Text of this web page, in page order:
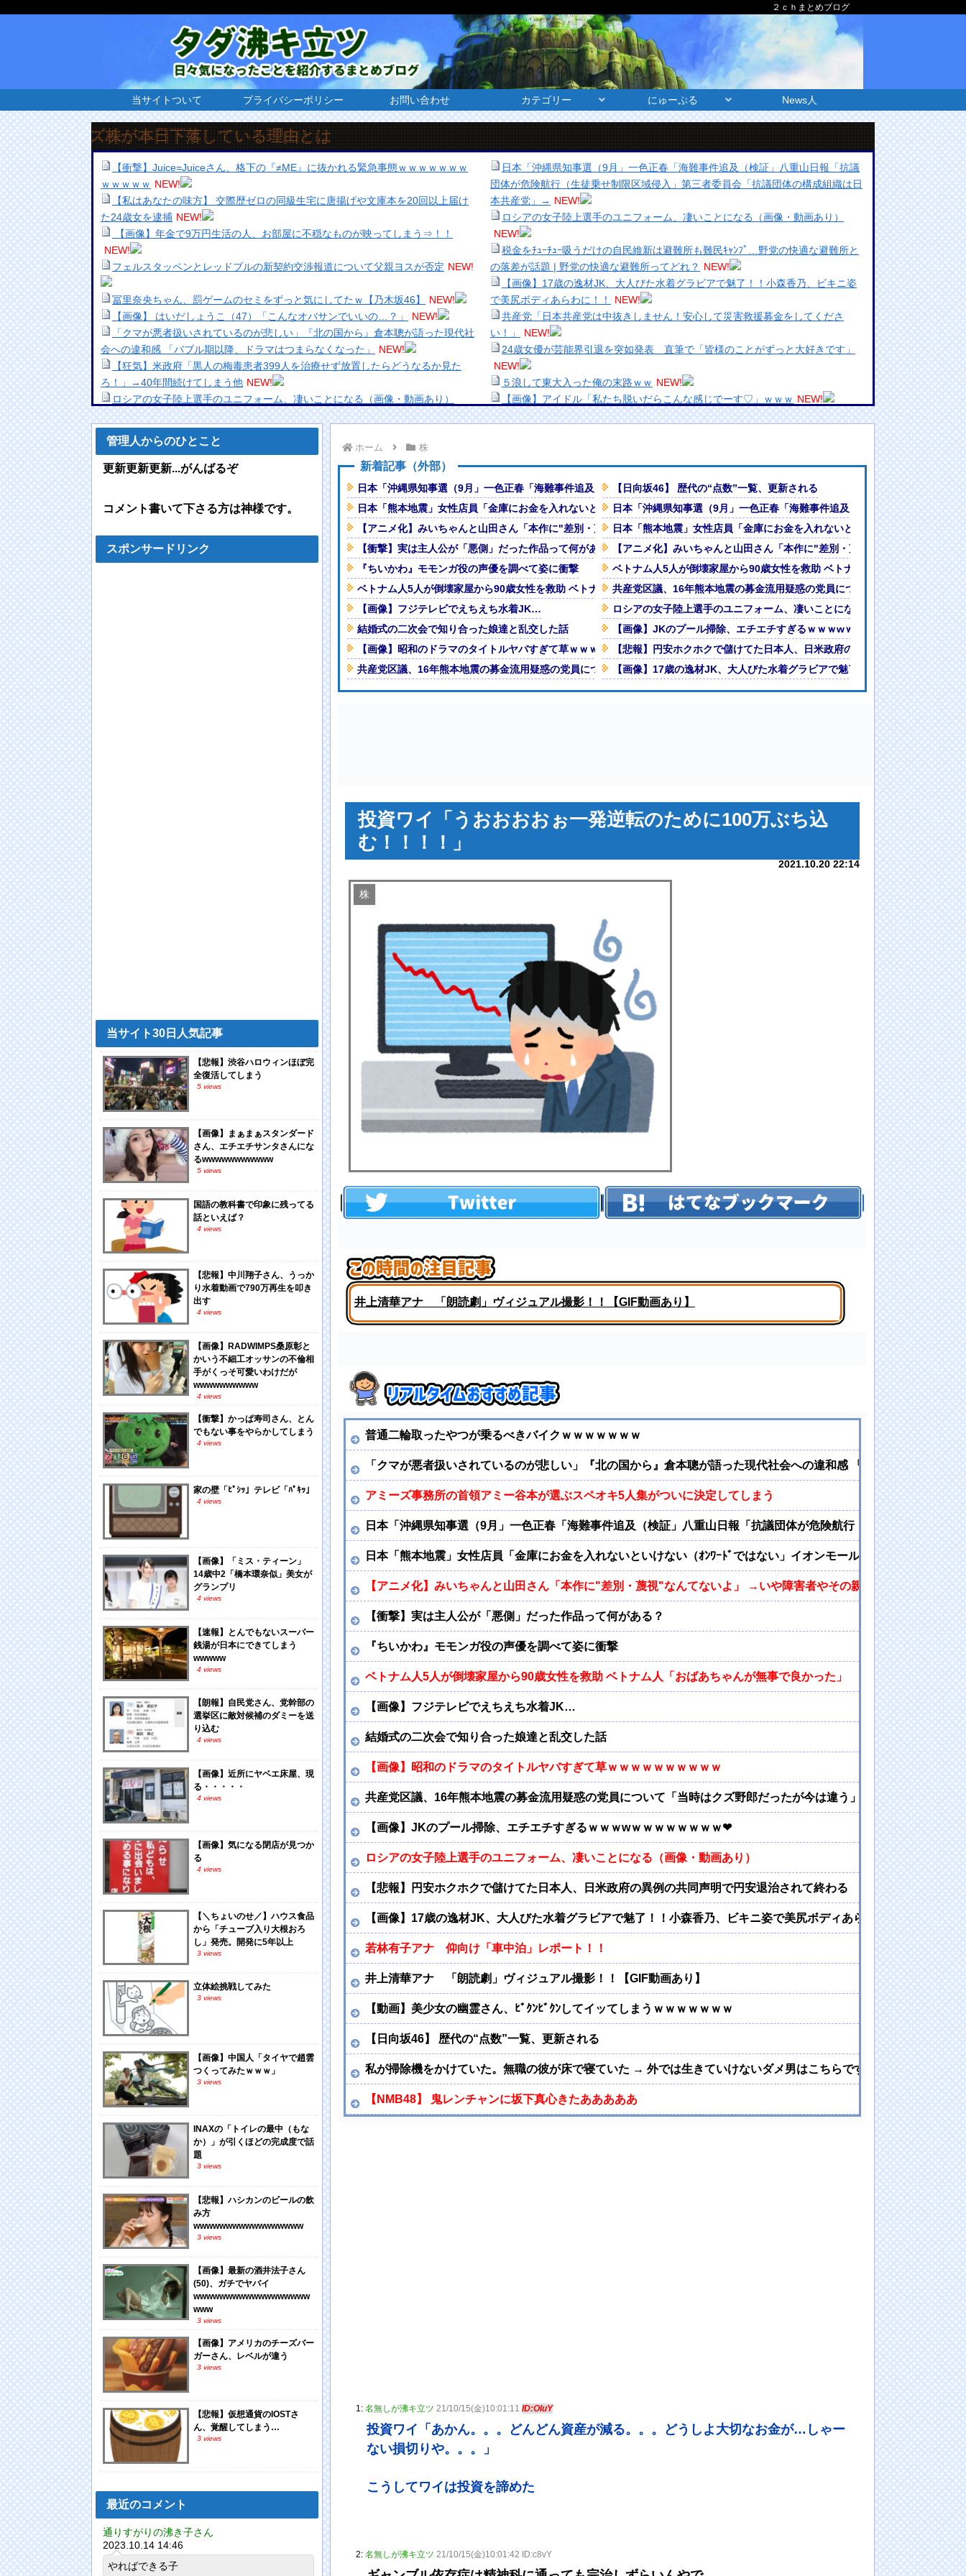
２ｃｈまとめブログ
当サイトついて プライバシーポリシー お問い合わせ カテゴリー にゅーぷる News人
ズ株が本日下落している理由とは
【衝撃】Juice=Juiceさん、格下の『≠ME』に抜かれる緊急事態ｗｗｗｗｗｗｗ
ｗｗｗｗｗ NEW!
【私はあなたの味方】 交際歴ゼロの同級生宅に唐揚げや文庫本を20回以上届け
た24歳女を逮捕 NEW!
【画像】年金で9万円生活の人、お部屋に不穏なものが映ってしまう⇒！！
NEW!
フェルスタッペンとレッドブルの新契約交渉報道について父親ヨスが否定 NEW!
冨里奈央ちゃん、罰ゲームのセミをずっと気にしてたｗ【乃木坂46】
NEW!
【画像】 はいだしょうこ（47）「こんなオバサンでいいの…？」
NEW!
「クマが悪者扱いされているのが悲しい」『北の国から』倉本聰が語った現代社
会への違和感 「バブル期以降、ドラマはつまらなくなった」
NEW!
【狂気】米政府「黒人の梅毒患者399人を治療せず放置したらどうなるか見た
ろ！」→40年間続けてしまう他 NEW!
ロシアの女子陸上選手のユニフォーム、凄いことになる（画像・動画あり）
【画像】JKのプール掃除、エチエチすぎるｗｗｗwｗｗｗｗｗｗｗｗ❤
【画像】17歳の逸材JK、大人びた水着グラビアで魅了！！小森香乃、ビキニ姿
で美尻ボディあらわに！！ NEW!
井上清華アナ 「朗読劇」ヴィジュアル撮影！！【GIF動画あり】 NEW!
【悲報】円安ホクホクで儲けてた日本人、日米政府の異例の共同声明で円安退治
されて終わる NEW!
海外「全部日本の真似だったのか…」 日本の普通のテレビ番組が最新SNSの数
十年先を行っていたと話題に
【画像】街中のOLさん、透けたTバックのパン線がどちゃシコすぎるｗｗｗｗｗ
人間様「バックアップとって」→AI「了解～・・・あ、間違えた」→ガチで洒落
NEW!
24歳女優が芸能界引退を突如発表 直筆で「皆様のことがずっと大好きです」
ドイツ人男性がランニングシューズで富士登山 「足をくじいて動けない」
日本「沖縄県知事選（9月」一色正春「海難事件追及（検証」八重山日報「抗議
団体が危険航行（生徒乗せ制限区域侵入」第三者委員会「抗議団体の構成組織は日
本共産党」→ NEW!
ロシアの女子陸上選手のユニフォーム、凄いことになる（画像・動画あり）
NEW!
税金をﾁｭｰﾁｭｰ吸うだけの自民維新は避難所も難民ｷｬﾝﾌﾟ…野党の快適な避難所と
の落差が話題 | 野党の快適な避難所ってどれ？ NEW!
【画像】17歳の逸材JK、大人びた水着グラビアで魅了！！小森香乃、ビキニ姿
で美尻ボディあらわに！！
NEW!
共産党「日本共産党は中抜きしません！安心して災害救援募金をしてくださ
い！」
NEW!
24歳女優が芸能界引退を突如発表 直筆で「皆様のことがずっと大好きです」
NEW!
５浪して東大入った俺の末路ｗｗ NEW!
【画像】アイドル「私たち脱いだらこんな感じでーす♡」ｗｗｗ NEW!
美少女図鑑AWARD2026グランプリ・榎本彩乃、グラビア披露！透明感が凄
い！！
熊本地震、「九州自動車道は混んでない」と実況しながら被災地へ向かう有名ア
ナなどに批判殺到 全国紙記者「最新の状況をいち早く伝えることは報道機関として
の責務」「情報を取り上げることには大きな意義がある」
【画像】顔100点、体30点の女ｗｗｗ
「洋画に日本版主題歌は必要か?」論争
【悲報】職場で無能判定された人間って割とガチめに差別されるよな・・・
Powered by livedoor 相互RSS
ホーム 株
新着記事（外部）
日本「沖縄県知事選（9月」一色正春「海難事件追及（検証」八重山日報「抗議団体が危険航行（生徒乗せ制限区域侵入」第三者委
日本「熊本地震」女性店員「金庫にお金を入れないといけない（ｵﾝﾜｰﾄﾞではない」イオンモール熊本「爆発事故（女性店員含む7人
【アニメ化】みいちゃんと山田さん「本作に"差別・蔑視"なんてないよ」 →いや障害者やその親に対する悪意ある描写ないか？
【衝撃】実は主人公が「悪側」だった作品って何がある？
『ちいかわ』モモンガ役の声優を調べて姿に衝撃
ベトナム人5人が倒壊家屋から90歳女性を救助 ベトナム人「おばあちゃんが無事で良かった」
【画像】フジテレビでえちえち水着JK…
結婚式の二次会で知り合った娘達と乱交した話
【画像】昭和のドラマのタイトルヤバすぎて草ｗｗｗｗｗｗｗｗｗｗ
共産党区議、16年熊本地震の募金流用疑惑の党員について「当時はクズ野郎だったが今は違う」と擁護
【日向坂46】 歴代の“点数”一覧、更新される
日本「沖縄県知事選（9月」一色正春「海難事件追及（検証」八重山日報「
日本「熊本地震」女性店員「金庫にお金を入れないといけない（ｵﾝﾜｰﾄﾞで
【アニメ化】みいちゃんと山田さん「本作に"差別・蔑視"なんてないよ」 →
ベトナム人5人が倒壊家屋から90歳女性を救助 ベトナム人「おばあちゃんが
共産党区議、16年熊本地震の募金流用疑惑の党員について「当時はクズ野郎
ロシアの女子陸上選手のユニフォーム、凄いことになる（画像・動画あり）
【画像】JKのプール掃除、エチエチすぎるｗｗｗwｗｗｗｗｗｗｗｗ❤
【悲報】円安ホクホクで儲けてた日本人、日米政府の異例の共同声明で円安
【画像】17歳の逸材JK、大人びた水着グラビアで魅了！！小森香乃、ビキニ
投資ワイ「うおおおおぉ一発逆転のために100万ぶち込
む！！！！」
2021.10.20 22:14
株
井上清華アナ 「朗読劇」ヴィジュアル撮影！！【GIF動画あり】
普通二輪取ったやつが乗るべきバイクｗｗｗｗｗｗｗ
「クマが悪者扱いされているのが悲しい」『北の国から』倉本聰が語った現代社会への違和感 「バブル期以降、ド
アミーズ事務所の首領アミー谷本が選ぶスペオキ5人集がついに決定してしまう
日本「沖縄県知事選（9月」一色正春「海難事件追及（検証」八重山日報「抗議団体が危険航行（生徒乗せ制限区
日本「熊本地震」女性店員「金庫にお金を入れないといけない（ｵﾝﾜｰﾄﾞではない」イオンモール熊本「爆発事故
【アニメ化】みいちゃんと山田さん「本作に"差別・蔑視"なんてないよ」 →いや障害者やその親に対する悪意ある
【衝撃】実は主人公が「悪側」だった作品って何がある？
『ちいかわ』モモンガ役の声優を調べて姿に衝撃
ベトナム人5人が倒壊家屋から90歳女性を救助 ベトナム人「おばあちゃんが無事で良かった」
【画像】フジテレビでえちえち水着JK…
結婚式の二次会で知り合った娘達と乱交した話
【画像】昭和のドラマのタイトルヤバすぎて草ｗｗｗｗｗｗｗｗｗｗ
共産党区議、16年熊本地震の募金流用疑惑の党員について「当時はクズ野郎だったが今は違う」と擁護
【画像】JKのプール掃除、エチエチすぎるｗｗｗwｗｗｗｗｗｗｗｗ❤
ロシアの女子陸上選手のユニフォーム、凄いことになる（画像・動画あり）
【悲報】円安ホクホクで儲けてた日本人、日米政府の異例の共同声明で円安退治されて終わる
【画像】17歳の逸材JK、大人びた水着グラビアで魅了！！小森香乃、ビキニ姿で美尻ボディあらわに！！
若林有子アナ 仰向け「車中泊」レポート！！
井上清華アナ 「朗読劇」ヴィジュアル撮影！！【GIF動画あり】
【動画】美少女の幽霊さん、ﾋﾞｸﾝﾋﾞｸﾝしてイッてしまうｗｗｗｗｗｗｗ
【日向坂46】 歴代の“点数”一覧、更新される
私が掃除機をかけていた。無職の彼が床で寝ていた → 外では生きていけないダメ男はこちらです…
【NMB48】 鬼レンチャンに坂下真心きたあああああ
1: 名無しが沸キ立ツ 21/10/15(金)10:01:11 ID:OluY
投資ワイ「あかん。。。どんどん資産が減る。。。どうしよ大切なお金が…しゃー
ない損切りや。。。」
こうしてワイは投資を諦めた
2: 名無しが沸キ立ツ 21/10/15(金)10:01:42 ID:c8vY
管理人からのひとこと
更新更新更新...がんばるぞ
コメント書いて下さる方は神様です。
スポンサードリンク
当サイト30日人気記事
【悲報】渋谷ハロウィンほぼ完
全復活してしまう
5 views
【画像】まぁまぁスタンダード
さん、エチエチサンタさんにな
るwwwwwwwwwww
5 views
国語の教科書で印象に残ってる
話といえば？
4 views
【悲報】中川翔子さん、うっか
り水着動画で790万再生を叩き
出す
4 views
【画像】RADWIMPS桑原彰と
かいう不細工オッサンの不倫相
手がくっそ可愛いわけだが
wwwwwwwwww
4 views
【衝撃】かっぱ寿司さん、とん
でもない事をやらかしてしまう
4 views
家の壁「ﾋﾟｼｯ」テレビ「ﾊﾟｷｯ」
4 views
【画像】「ミス・ティーン」
14歳中2「橋本環奈似」美女が
グランプリ
4 views
【速報】とんでもないスーパー
銭湯が日本にできてしまう
wwwww
4 views
【朗報】自民党さん、党幹部の
選挙区に敵対候補のダミーを送
り込む
4 views
【画像】近所にヤベエ床屋、現
る・・・・・
4 views
【画像】気になる閉店が見つか
る
4 views
【＼ちょいのせ／】ハウス食品
から「チューブ入り大根おろ
し」発売。開発に5年以上
3 views
立体絵挑戦してみた
3 views
【画像】中国人「タイヤで趙雲
つくってみたｗｗｗ」
3 views
INAXの「トイレの最中（もな
か）」が引くほどの完成度で話
題
3 views
【悲報】ハシカンのビールの飲
み方
wwwwwwwwwwwwwwwww
3 views
【画像】最新の酒井法子さん
(50)、ガチでヤバイ
wwwwwwwwwwwwwwwwww
www
3 views
【画像】アメリカのチーズバー
ガーさん、レベルが違う
3 views
【悲報】仮想通貨のIOSTさ
ん、覚醒してしまう…
3 views
最近のコメント
通りすがりの沸き子さん
2023.10.14 14:46
やればできる子